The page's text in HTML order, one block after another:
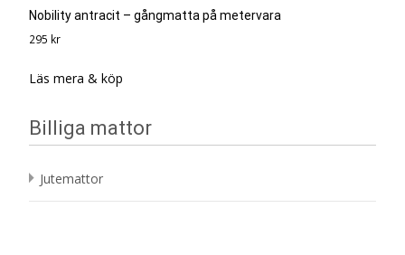
Nobility antracit – gångmatta på metervara
295 kr
Läs mera & köp
Billiga mattor
Jutemattor